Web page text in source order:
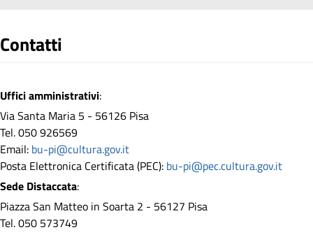
Contatti
Uffici amministrativi:
Via Santa Maria 5 - 56126 Pisa
Tel. 050 926569
Email: bu-pi@cultura.gov.it
Posta Elettronica Certificata (PEC): bu-pi@pec.cultura.gov.it
Sede Distaccata:
Piazza San Matteo in Soarta 2 - 56127 Pisa
Tel. 050 573749